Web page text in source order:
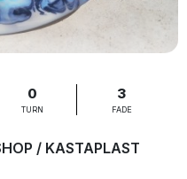
0
TURN
3
FADE
/ KASTAPLAST